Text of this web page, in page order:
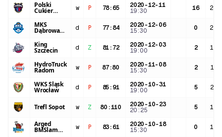
Polski
Cukier w P 78: 65
2020-12-11
19:30
16
MKS
Dąbrowa
Górnicza
d P 77 : 84
2020-12-06
15:30
0
King
Szczecin d Z 81 : 72
2020-12-03
19:00
2
HydroTruck
Radom w P 87:80
2020-11-08
15:30
2
WKS Śląsk
Wrocław d P 85 : 91
2020-10-31
19:00
5
Trefl Sopot w Z 80 :110
2020-10-23
20:25
5
Arged
BMSlam w P 83 : 61
2020-10-18
15:30
0